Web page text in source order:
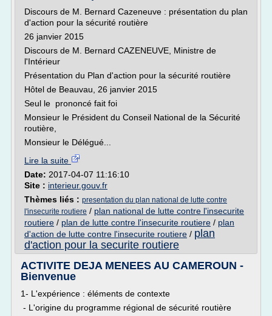
Discours de M. Bernard Cazeneuve : présentation du plan
d'action pour la sécurité routière
26 janvier 2015
Discours de M. Bernard CAZENEUVE, Ministre de
l'Intérieur
Présentation du Plan d'action pour la sécurité routière
Hôtel de Beauvau, 26 janvier 2015
Seul le prononcé fait foi
Monsieur le Président du Conseil National de la Sécurité
routière,
Monsieur le Délégué...
Lire la suite
Date: 2017-04-07 11:16:10
Site : interieur.gouv.fr
Thèmes liés : presentation du plan national de lutte contre
l'insecurite routiere / plan national de lutte contre l'insecurite
routiere / plan de lutte contre l'insecurite routiere / plan
d'action de lutte contre l'insecurite routiere / plan
d'action pour la securite routiere
ACTIVITE DEJA MENEES AU CAMEROUN -
Bienvenue
1- L'expérience : éléments de contexte
- L'origine du programme régional de sécurité routière